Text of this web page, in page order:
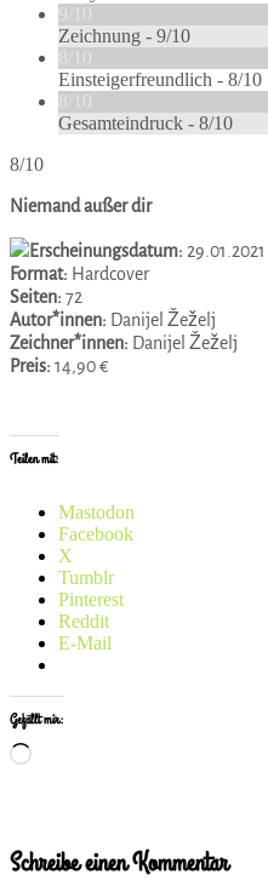
9/10
Zeichnung - 9/10
8/10
Einsteigerfreundlich - 8/10
8/10
Gesamteindruck - 8/10
8/10
Niemand außer dir
Erscheinungsdatum: 29.01.2021
Format: Hardcover
Seiten: 72
Autor*innen: Danijel Žeželj
Zeichner*innen: Danijel Žeželj
Preis: 14,90 €
Teilen mit:
Mastodon
Facebook
X
Tumblr
Pinterest
Reddit
E-Mail
Gefällt mir:
Wird
Schreibe einen Kommentar